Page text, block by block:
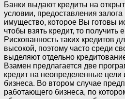
Банки выдают кредиты на
условии, предоставления
имущество, которое Вы готовы
чтобы взять кредит, то получить
Рискованность таких кредитов
высокой, поэтому часто среди
выделяют отдельно
Взамен предлагается две
кредит на неопределенные цели
бизнеса. Во втором случае
работающего бизнеса, по